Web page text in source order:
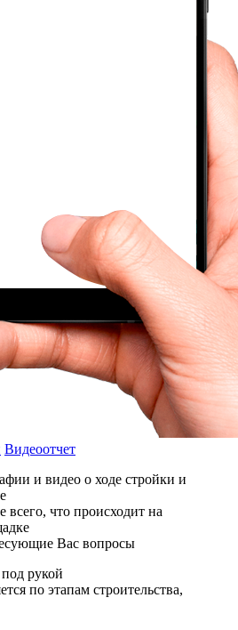
Видеоотчет
и видео о ходе стройки и
что происходит на
Вас вопросы
рукой
по этапам строительства,